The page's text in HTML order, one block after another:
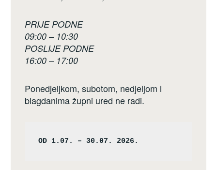
PRIJE PODNE
09:00 – 10:30
POSLIJE PODNE
16:00 – 17:00
Ponedjeljkom, subotom, nedjeljom i
blagdanima župni ured ne radi.
OD 1.07. – 30.07. 2026.